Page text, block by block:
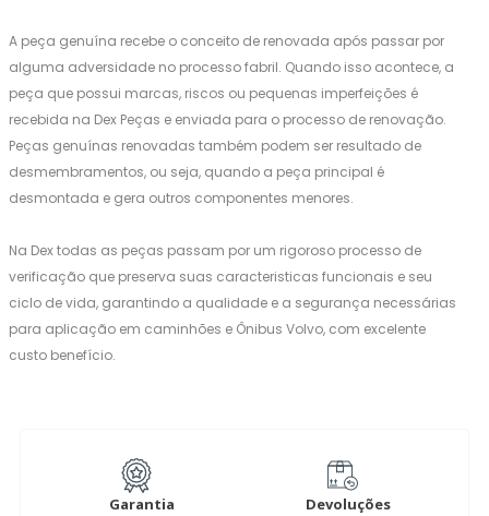
A peça genuína recebe o conceito de renovada após passar por
alguma adversidade no processo fabril. Quando isso acontece, a
peça que possui marcas, riscos ou pequenas imperfeições é
recebida na Dex Peças e enviada para o processo de renovação.
Peças genuínas renovadas também podem ser resultado de
desmembramentos, ou seja, quando a peça principal é
desmontada e gera outros componentes menores.
Na Dex todas as peças passam por um rigoroso processo de
verificação que preserva suas caracteristicas funcionais e seu
ciclo de vida, garantindo a qualidade e a segurança necessárias
para aplicação em caminhões e Ônibus Volvo, com excelente
custo benefício.
Garantia
Devoluções